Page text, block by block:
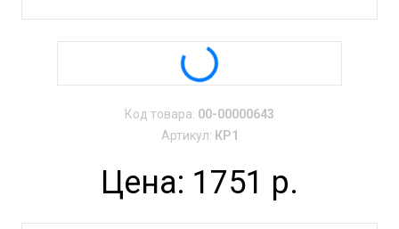
Код товара: 00-00000643
Артикул: КР1
Цена: 1751 р.